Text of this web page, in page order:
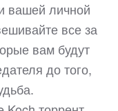
вашей личной
все за
вам будут
до того,